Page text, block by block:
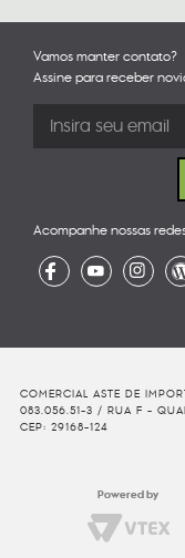
Vamos manter contato?
Assine para receber
Acompanhe nossas
COMERCIAL ASTE DE
083.056.51-3 / RUA F -
CEP: 29168-124
Powered by